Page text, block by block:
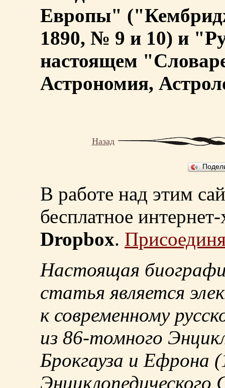
Европы"
1890, № 9 и 10) и
настоящем
Астрономия,
Назад
В работе над этим
бесплатное
Dropbox.
Настоящая
статья является
к современному
из 86-томного
Брокгауза и Ефрона
Энциклопедического